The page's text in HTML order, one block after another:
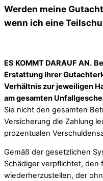
Werden meine
wenn ich eine
ES KOMMT DARAUF AN.
Erstattung Ihrer
Verhältnis zur jeweiligen
am gesamten
Sie nicht den gesamten
Versicherung die Zahlung
prozentualen
Gemäß der gesetzlichen
Schädiger verpflichtet, den
wiederherzustellen, der